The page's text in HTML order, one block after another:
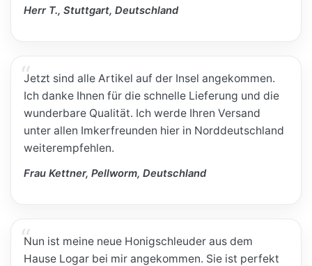
Herr T., Stuttgart, Deutschland
Jetzt sind alle Artikel auf der Insel angekommen.
Ich danke Ihnen für die schnelle Lieferung und die
wunderbare Qualität. Ich werde Ihren Versand
unter allen Imkerfreunden hier in Norddeutschland
weiterempfehlen.
Frau Kettner, Pellworm, Deutschland
Nun ist meine neue Honigschleuder aus dem
Hause Logar bei mir angekommen. Sie ist perfekt